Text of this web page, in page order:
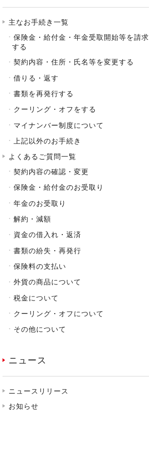
主なお手続き一覧
保険金・給付金・年金受取開始等を請求
する
契約内容・住所・氏名等を変更する
借りる・返す
書類を再発行する
クーリング・オフをする
マイナンバー制度について
上記以外のお手続き
よくあるご質問一覧
契約内容の確認・変更
保険金・給付金のお受取り
年金のお受取り
解約・減額
資金の借入れ・返済
書類の紛失・再発行
保険料の支払い
外貨の商品について
税金について
クーリング・オフについて
その他について
ニュース
ニュースリリース
お知らせ